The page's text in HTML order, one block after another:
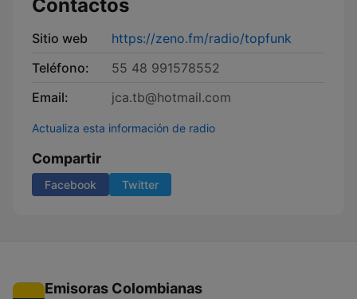
Contactos
Sitio web
https://zeno.fm/radio/topfunk
Teléfono:
55 48 991578552
Email:
jca.tb@hotmail.com
Actualiza esta información de radio
Compartir
Facebook Twitter
Emisoras Colombianas